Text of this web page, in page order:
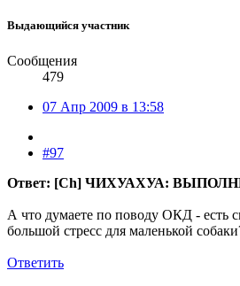
Выдающийся участник
Сообщения
479
07 Апр 2009 в 13:58
#97
Ответ: [Ch] ЧИХУАХУА:
А что думаете по поводу ОКД - есть
большой стресс для маленькой
Ответить